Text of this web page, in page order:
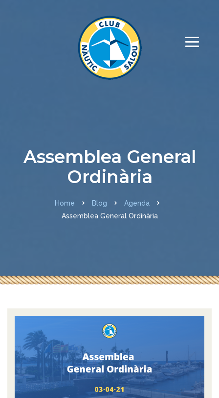
Assemblea General
Ordinària
Home Blog
Agenda
Assemblea General Ordinària